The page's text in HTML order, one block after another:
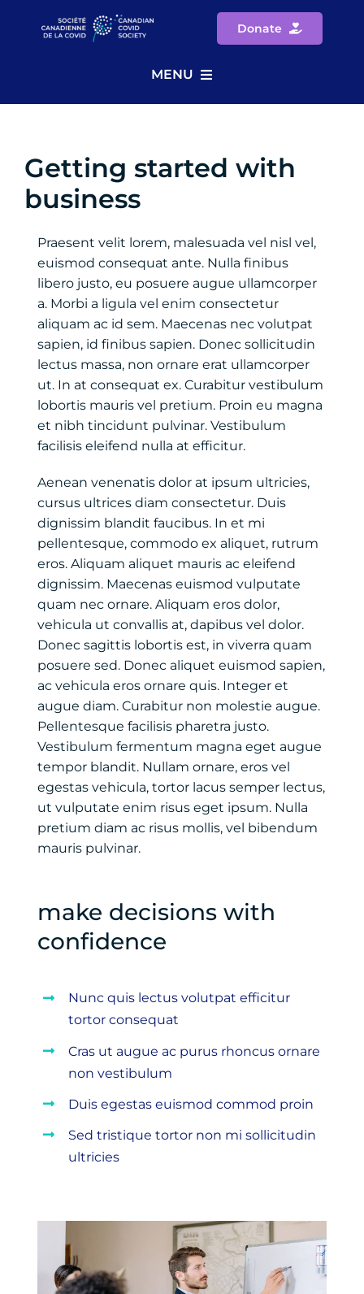
Donate
MENU
Priorities
Get Involved
Contact
Français
Getting started with
business
Praesent velit lorem, malesuada vel nisl vel,
euismod consequat ante. Nulla finibus
libero justo, eu posuere augue ullamcorper
a. Morbi a ligula vel enim consectetur
aliquam ac id sem. Maecenas nec volutpat
sapien, id finibus sapien. Donec sollicitudin
lectus massa, non ornare erat ullamcorper
ut. In at consequat ex. Curabitur vestibulum
lobortis mauris vel pretium. Proin eu magna
et nibh tincidunt pulvinar. Vestibulum
facilisis eleifend nulla at efficitur.
Aenean venenatis dolor at ipsum ultricies,
cursus ultrices diam consectetur. Duis
dignissim blandit faucibus. In et mi
pellentesque, commodo ex aliquet, rutrum
eros. Aliquam aliquet mauris ac eleifend
dignissim. Maecenas euismod vulputate
quam nec ornare. Aliquam eros dolor,
vehicula ut convallis at, dapibus vel dolor.
Donec sagittis lobortis est, in viverra quam
posuere sed. Donec aliquet euismod sapien,
ac vehicula eros ornare quis. Integer et
augue diam. Curabitur non molestie augue.
Pellentesque facilisis pharetra justo.
Vestibulum fermentum magna eget augue
tempor blandit. Nullam ornare, eros vel
egestas vehicula, tortor lacus semper lectus,
ut vulputate enim risus eget ipsum. Nulla
pretium diam ac risus mollis, vel bibendum
mauris pulvinar.
make decisions with
confidence
Nunc quis lectus volutpat efficitur
tortor consequat
Cras ut augue ac purus rhoncus ornare
non vestibulum
Duis egestas euismod commod proin
Sed tristique tortor non mi sollicitudin
ultricies